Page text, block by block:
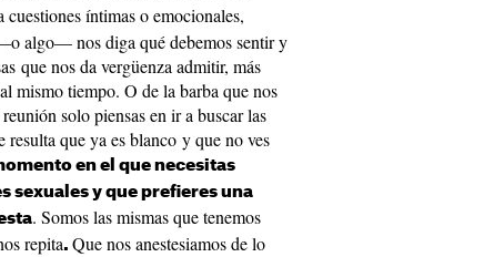
cuestiones íntimas o emocionales,
algo— nos diga qué debemos sentir y
que nos da vergüenza admitir, más
mismo tiempo. O de la barba que nos
solo piensas en ir a buscar las
resulta que ya es blanco y que no ves
en el que necesitas
sexuales y que prefieres una
. Somos las mismas que tenemos
repita. Que nos anestesiamos de lo